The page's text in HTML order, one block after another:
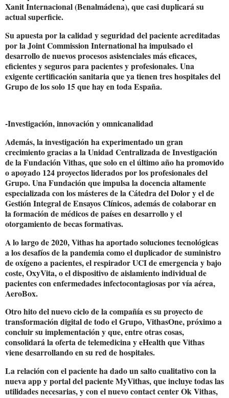
Xanit Internacional (Benalmádena), que casi duplicará su
actual superficie.
Su apuesta por la calidad y seguridad del paciente acreditadas
por la Joint Commission International ha impulsado el
desarrollo de nuevos procesos asistenciales más eficaces,
eficientes y seguros para pacientes y profesionales. Una
exigente certificación sanitaria que ya tienen tres hospitales del
Grupo de los solo 15 que hay en toda España.
-Investigación, innovación y omnicanalidad
Además, la investigación ha experimentado un gran
crecimiento gracias a la Unidad Centralizada de Investigación
de la Fundación Vithas, que solo en el último año ha promovido
o apoyado 124 proyectos liderados por los profesionales del
Grupo. Una Fundación que impulsa la docencia altamente
especializada con los másteres de la Cátedra del Dolor y el de
Gestión Integral de Ensayos Clínicos, además de colaborar en
la formación de médicos de países en desarrollo y el
otorgamiento de becas formativas.
A lo largo de 2020, Vithas ha aportado soluciones tecnológicas
a los desafíos de la pandemia como el duplicador de suministro
de oxígeno a pacientes, el respirador UCI de emergencia y bajo
coste, OxyVita, o el dispositivo de aislamiento individual de
pacientes con enfermedades infectocontagiosas por vía aérea,
AeroBox.
Otro hito del nuevo ciclo de la compañía es su proyecto de
transformación digital de todo el Grupo, VithasOne, próximo a
concluir su implementación y que, entre otras cosas,
consolidará la oferta de telemedicina y eHealth que Vithas
viene desarrollando en su red de hospitales.
La relación con el paciente ha dado un salto cualitativo con la
nueva app y portal del paciente MyVithas, que incluye todas las
utilidades necesarias, y con el nuevo contact center Ok Vithas,